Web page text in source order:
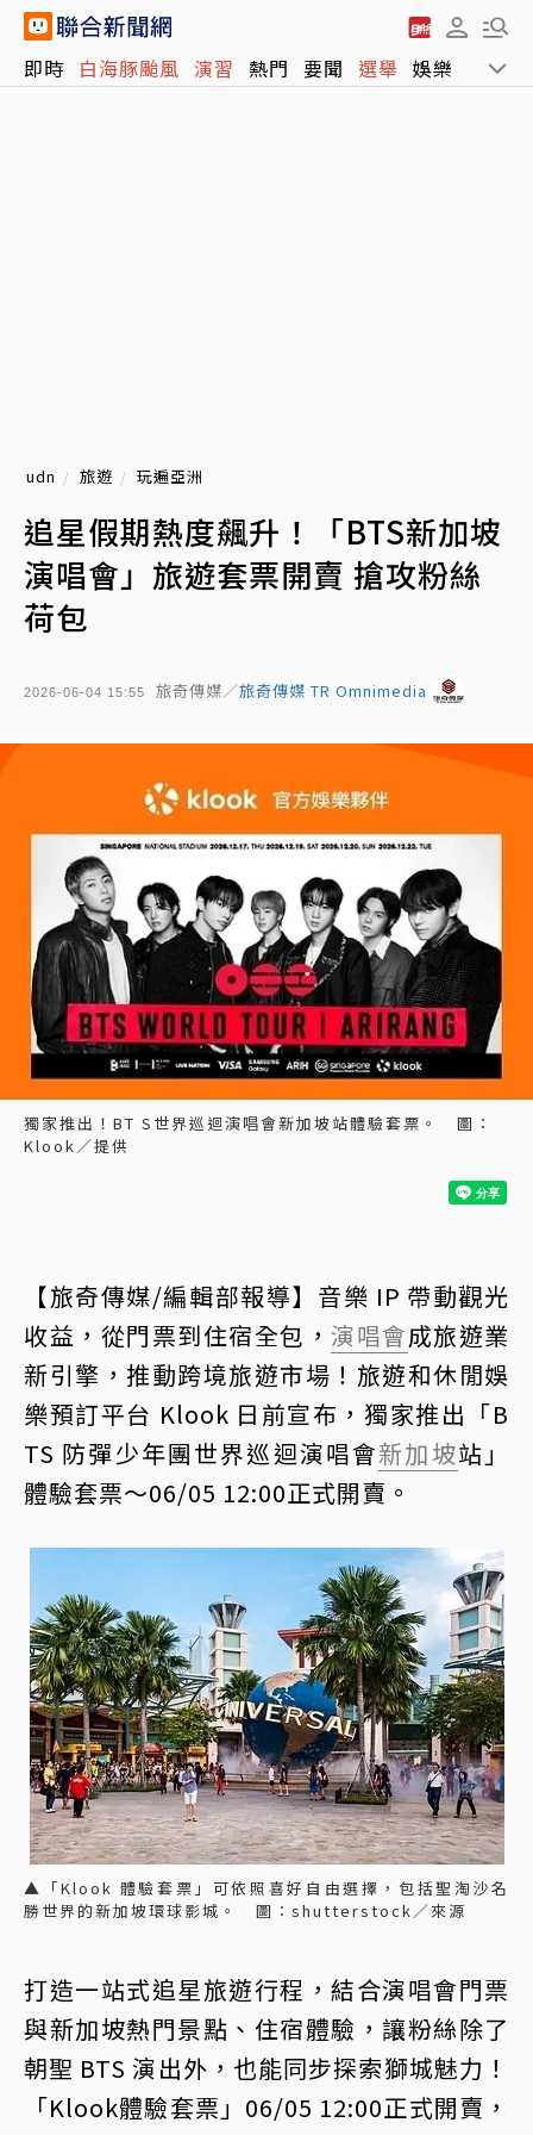
即時 白海豚颱風 演習 熱門 要聞 選舉 娛樂 運動
udn 旅遊 玩遍亞洲
追星假期熱度飆升！「BTS新加坡
演唱會」旅遊套票開賣 搶攻粉絲
荷包
2026-06-04 15:55 旅奇傳媒／旅奇傳媒 TR Omnimedia
獨家推出！BT S世界巡迴演唱會新加坡站體驗套票。 圖：
Klook／提供
【旅奇傳媒/編輯部報導】音樂 IP 帶動觀光
收益，從門票到住宿全包， 演唱會成旅遊業
新引擎，推動跨境旅遊市場！旅遊和休閒娛
樂預訂平台 Klook 日前宣布，獨家推出「B
TS 防彈少年團世界巡迴演唱會新加坡站」
體驗套票～06/05 12:00正式開賣。
▲「Klook 體驗套票」可依照喜好自由選擇，包括聖淘沙名
勝世界的新加坡環球影城。 圖：shutterstock／來源
打造一站式追星旅遊行程，結合演唱會門票
與新加坡熱門景點、住宿體驗，讓粉絲除了
朝聖 BTS 演出外，也能同步探索獅城魅力！
「Klook體驗套票」06/05 12:00正式開賣，